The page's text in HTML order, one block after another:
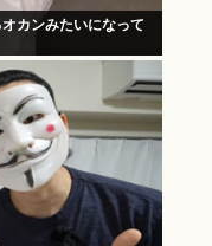
カンみたいになって